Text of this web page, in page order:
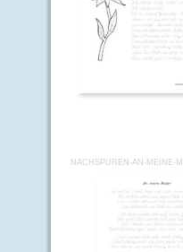
NACHSPUREN-AN-MEINE-